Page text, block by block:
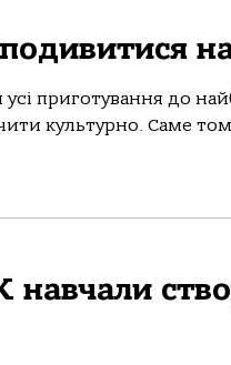
приготування до
культурно. Саме